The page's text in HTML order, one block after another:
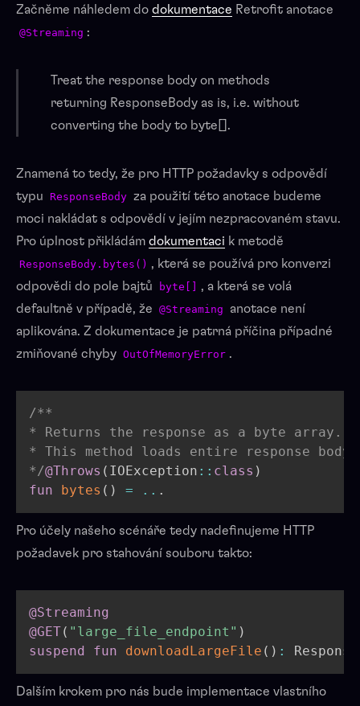
Začněme náhledem do dokumentace Retrofit anotace
@Streaming :
Treat the response body on methods
returning ResponseBody as is, i.e. without
converting the body to byte[].
Znamená to tedy, že pro HTTP požadavky s odpovědí
typu
ResponseBody za použití této anotace budeme
moci nakládat s odpovědí v jejím nezpracovaném stavu.
Pro úplnost přikládám dokumentaci k metodě
ResponseBody.bytes() , která se používá pro konverzi
odpovědi do pole bajtů
byte[]
, a která se volá
defaultně v případě, že @Streaming anotace není
aplikována. Z dokumentace je patrná příčina případné
zmiňované chyby OutOfMemoryError .
/**
* Returns the response as a byte array.
* This method loads entire response
*/@Throws ( IOException :: class )
fun
bytes ( ) = .. .
Pro účely našeho scénáře tedy nadefinujeme HTTP
požadavek pro stahování souboru takto:
@Streaming
@GET( "large_file_endpoint" )
suspend
fun downloadLargeFile ( ) :
Dalším krokem pro nás bude implementace vlastního